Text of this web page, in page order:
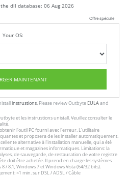
dll database: 06 Aug 2026
Offre spéciale
Your OS:
MAINTENANT
instrustions. Please review Outbyte EULAand
et lesinstrustions unistall. Veuillez consulter le
.
l'outil PC fourni avec l'erreur. L'utilitaire
et proposera de les installer automatiquement.
alternative à l'installation manuelle, qui a été
et magazines informatiques. Limitations: la
de sauvegarde, de restauration de votre registre
doit être achetée. Il prend en charge les systèmes
/ 8.1, Windows 7 et Windows Vista (64/32 bits).
<1 min. sur DSL / ADSL / Câble